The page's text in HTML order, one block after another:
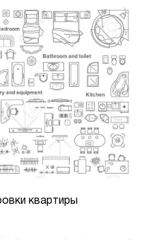
квартиры